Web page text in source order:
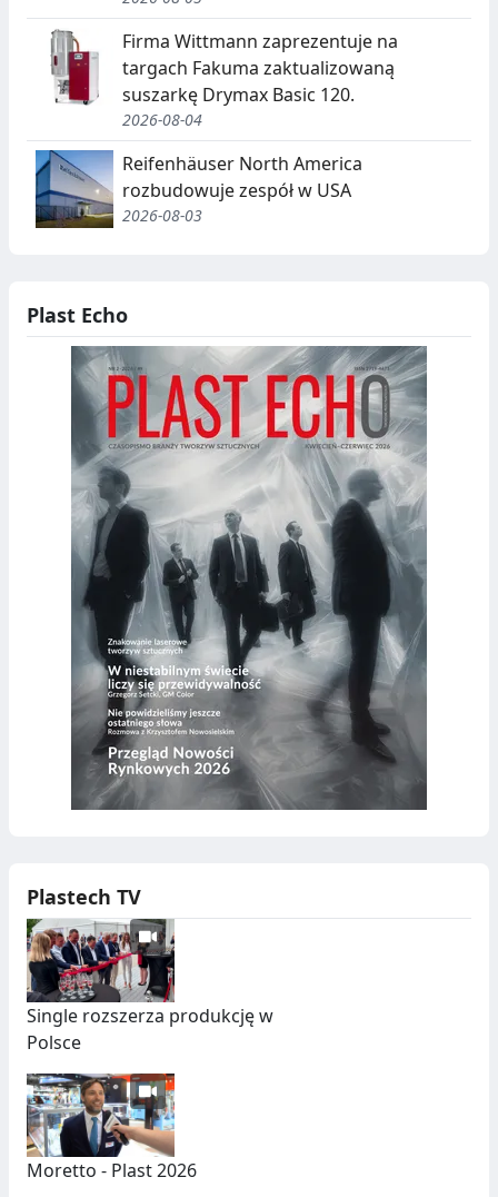
Firma Wittmann zaprezentuje na
targach Fakuma zaktualizowaną
suszarkę Drymax Basic 120.
2026-08-04
Reifenhäuser North America
rozbudowuje zespół w USA
2026-08-03
Plast Echo
Plastech TV
Single rozszerza produkcję w
Polsce
Moretto - Plast 2026